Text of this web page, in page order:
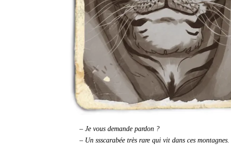
– Je vous demande pardon ?
– Un ssscarabée très rare qui vit dans ces